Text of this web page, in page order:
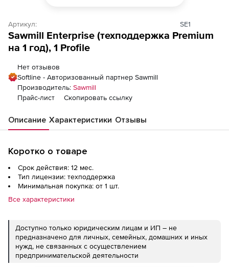
Артикул: SE1
Sawmill Enterprise (техподдержка Premium
на 1 год), 1 Profile
Нет отзывов
Softline - Авторизованный партнер Sawmill
Производитель: Sawmill
Прайс-лист
Скопировать ссылку
Описание Характеристики Отзывы
Коротко о товаре
Срок действия: 12 мес.
Тип лицензии: техподдержка
Минимальная покупка: от 1 шт.
Все характеристики
Доступно только юридическим лицам и ИП – не
предназначено для личных, семейных, домашних и иных
нужд, не связанных с осуществлением
предпринимательской деятельности